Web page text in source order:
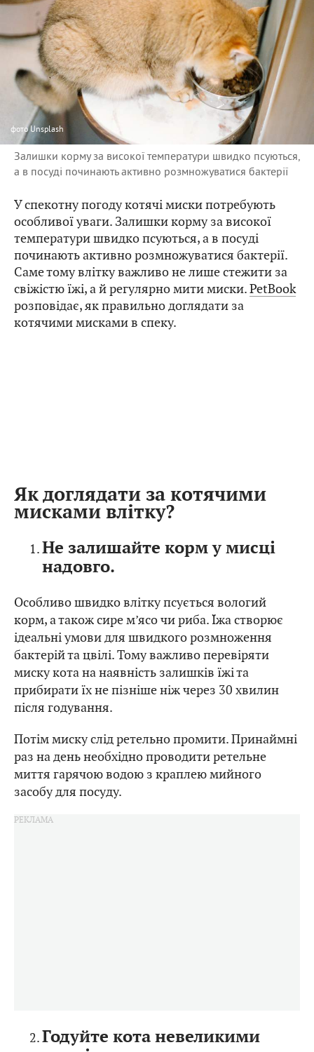
Unsplash
Залишки корму за високої температури швидко псуються,
а в посуді починають активно розмножуватися бактерії
особливої уваги. Залишки корму за високої
температури швидко псуються, а в посуді
починають активно розмножуватися бактерії.
Саме тому влітку важливо не лише стежити за
свіжістю їжі, а й регулярно мити миски.PetBook
розповідає, як правильно доглядати за
котячими мисками в спеку.
Як доглядати за котячими
мисками влітку?
Не залишайте корм у мисці
надовго.
корм, а також сире м’ясо чи риба. Їжа створює
ідеальні умови для швидкого розмноження
бактерій та цвілі. Тому важливо перевіряти
миску кота на наявність залишків їжі та
прибирати їх не пізніше ніж через 30 хвилин
після годування.
раз на день необхідно проводити ретельне
миття гарячою водою з краплею мийного
засобу для посуду.
порціями.